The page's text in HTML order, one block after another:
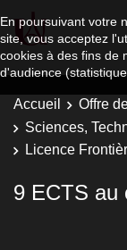
En poursuivant votre
site, vous acceptez
cookies à des fins de
d'audience
Accueil Offre
Sciences,
Licence
9 ECTS au